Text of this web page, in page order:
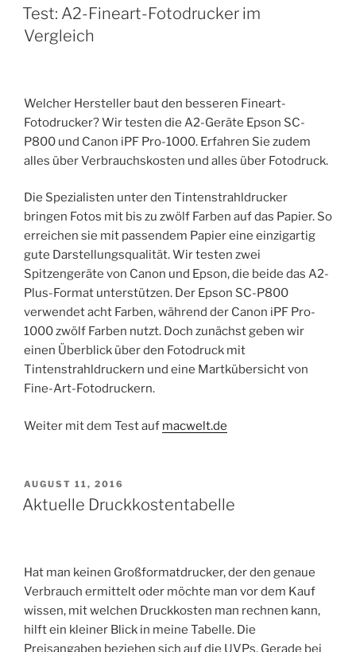
AM
Test: A2-Fineart-Fotodrucker im
Vergleich
Welcher Hersteller baut den besseren Fineart-
Fotodrucker? Wir testen die A2-Geräte Epson SC-
P800 und Canon iPF Pro-1000. Erfahren Sie zudem
alles über Verbrauchskosten und alles über Fotodruck.
Die Spezialisten unter den Tintenstrahldrucker
bringen Fotos mit bis zu zwölf Farben auf das Papier. So
erreichen sie mit passendem Papier eine einzigartig
gute Darstellungsqualität. Wir testen zwei
Spitzengeräte von Canon und Epson, die beide das A2-
Plus-Format unterstützen. Der Epson SC-P800
verwendet acht Farben, während der Canon iPF Pro-
1000 zwölf Farben nutzt. Doch zunächst geben wir
einen Überblick über den Fotodruck mit
Tintenstrahldruckern und eine Martkübersicht von
Fine-Art-Fotodruckern.
Weiter mit dem Test auf macwelt.de
VERÖFFENTLICHT
AM
AUGUST 11, 2016
Aktuelle Druckkostentabelle
Hat man keinen Großformatdrucker, der den genaue
Verbrauch ermittelt oder möchte man vor dem Kauf
wissen, mit welchen Druckkosten man rechnen kann,
hilft ein kleiner Blick in meine Tabelle. Die
Preisangaben beziehen sich auf die UVPs. Gerade bei